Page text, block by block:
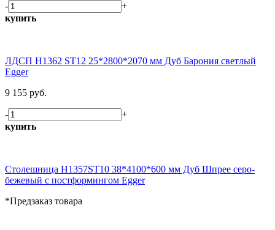
-
+
купить
ЛДСП H1362 ST12 25*2800*2070 мм Дуб Барония светлый
Egger
9 155 руб.
-
+
купить
Столешница H1357ST10 38*4100*600 мм Дуб Шпрее серо-
бежевый с постформингом Egger
*Предзаказ товара